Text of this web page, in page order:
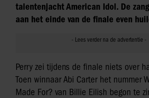
talentenjacht American Idol. De
aan het einde van de finale even
Perry zei tijdens de finale niets over
Toen winnaar Abi Carter het nummer
Made For? van Billie Eilish begon te